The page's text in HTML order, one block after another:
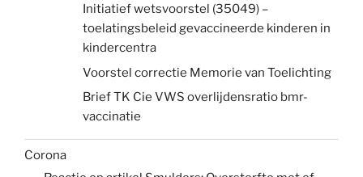
Initiatief wetsvoorstel (35049) –
toelatingsbeleid gevaccineerde kinderen in
kindercentra
Voorstel correctie Memorie van Toelichting
Brief TK Cie VWS overlijdensratio bmr-
vaccinatie
Corona